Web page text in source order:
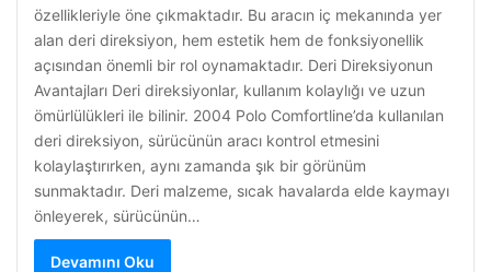
özellikleriyle öne çıkmaktadır. Bu aracın iç mekanında yer
alan deri direksiyon, hem estetik hem de fonksiyonellik
açısından önemli bir rol oynamaktadır. Deri Direksiyonun
Avantajları Deri direksiyonlar, kullanım kolaylığı ve uzun
ömürlülükleri ile bilinir. 2004 Polo Comfortline’da kullanılan
deri direksiyon, sürücünün aracı kontrol etmesini
kolaylaştırırken, aynı zamanda şık bir görünüm
sunmaktadır. Deri malzeme, sıcak havalarda elde kaymayı
önleyerek, sürücünün…
Devamını Oku